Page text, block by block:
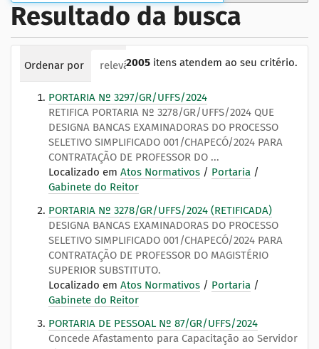
Resultado da busca
2005 itens atendem ao seu critério.
Ordenar por relevância data (mais recente primeiro)
PORTARIA Nº 3297/GR/UFFS/2024
RETIFICA PORTARIA Nº 3278/GR/UFFS/2024 QUE
DESIGNA BANCAS EXAMINADORAS DO PROCESSO
SELETIVO SIMPLIFICADO 001/CHAPECÓ/2024 PARA
CONTRATAÇÃO DE PROFESSOR DO ...
Localizado em Atos Normativos / Portaria /
Gabinete do Reitor
PORTARIA Nº 3278/GR/UFFS/2024 (RETIFICADA)
DESIGNA BANCAS EXAMINADORAS DO PROCESSO
SELETIVO SIMPLIFICADO 001/CHAPECÓ/2024 PARA
CONTRATAÇÃO DE PROFESSOR DO MAGISTÉRIO
SUPERIOR SUBSTITUTO.
Localizado em Atos Normativos / Portaria /
Gabinete do Reitor
PORTARIA DE PESSOAL Nº 87/GR/UFFS/2024
Concede Afastamento para Capacitação ao Servidor